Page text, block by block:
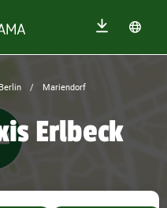
Berlin Mariendorf
Erlbeck